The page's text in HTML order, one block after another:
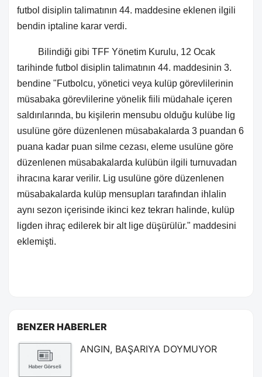
futbol disiplin talimatının 44. maddesine eklenen ilgili
bendin iptaline karar verdi.
Bilindiği gibi TFF Yönetim Kurulu, 12 Ocak
tarihinde futbol disiplin talimatının 44. maddesinin 3.
bendine "Futbolcu, yönetici veya kulüp görevlilerinin
müsabaka görevlilerine yönelik fiili müdahale içeren
saldırılarında, bu kişilerin mensubu olduğu kulübe lig
usulüne göre düzenlenen müsabakalarda 3 puandan 6
puana kadar puan silme cezası, eleme usulüne göre
düzenlenen müsabakalarda kulübün ilgili turnuvadan
ihracına karar verilir. Lig usulüne göre düzenlenen
müsabakalarda kulüp mensupları tarafından ihlalin
aynı sezon içerisinde ikinci kez tekrarı halinde, kulüp
ligden ihraç edilerek bir alt lige düşürülür." maddesini
eklemişti.
BENZER HABERLER
ANGIN, BAŞARIYA DOYMUYOR